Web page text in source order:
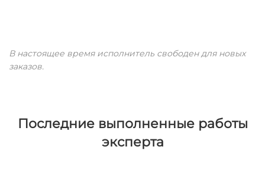
В настоящее время исполнитель свободен для новых
заказов.
Последние выполненные работы
эксперта